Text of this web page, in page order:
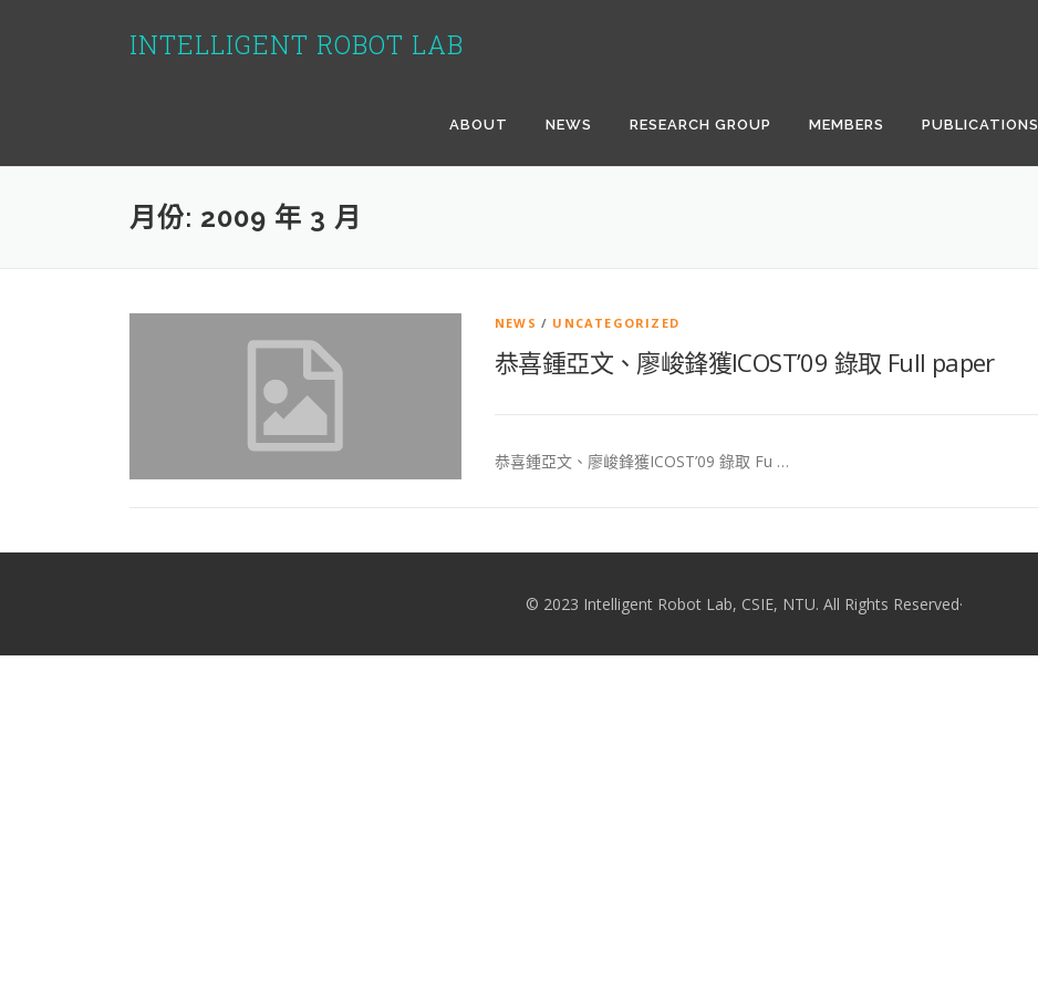
INTELLIGENT ROBOT LAB
ABOUT NEWS RESEARCH GROUP MEMBERS PUBLICATIONS
月份: 2009 年 3 月
NEWS / UNCATEGORIZED
恭喜鍾亞文、廖峻鋒獲ICOST’09 錄取 Full paper
恭喜鍾亞文、廖峻鋒獲ICOST’09 錄取 Fu …
© 2023 Intelligent Robot Lab, CSIE, NTU. All Rights Reserved·